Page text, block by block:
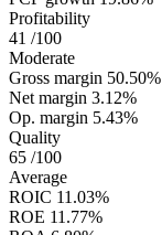
Profitability
41 /100
Moderate
Gross margin 50.50%
Net margin 3.12%
Op. margin 5.43%
Quality
65 /100
Average
ROIC 11.03%
ROE 11.77%